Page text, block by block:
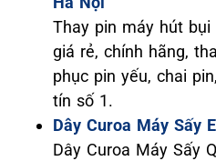
Thay pin máy hút bụi
giá rẻ, chính hãng,
phục pin yếu, chai
tín số 1.
Dây Curoa Máy Sấy
Dây Curoa Máy Sấy